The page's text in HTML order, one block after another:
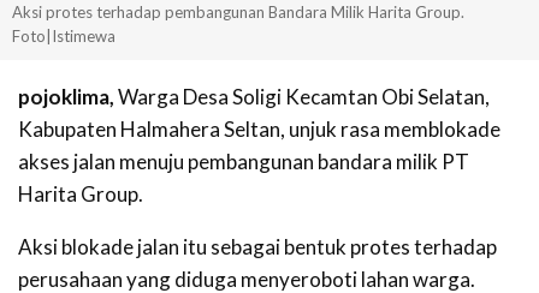
Aksi protes terhadap pembangunan Bandara Milik Harita Group.
Foto|Istimewa
pojoklima,Warga Desa Soligi Kecamtan Obi Selatan,
Kabupaten Halmahera Seltan, unjuk rasa memblokade
akses jalan menuju pembangunan bandara milik PT
Harita Group.
Aksi blokade jalan itu sebagai bentuk protes terhadap
perusahaan yang diduga menyeroboti lahan warga.